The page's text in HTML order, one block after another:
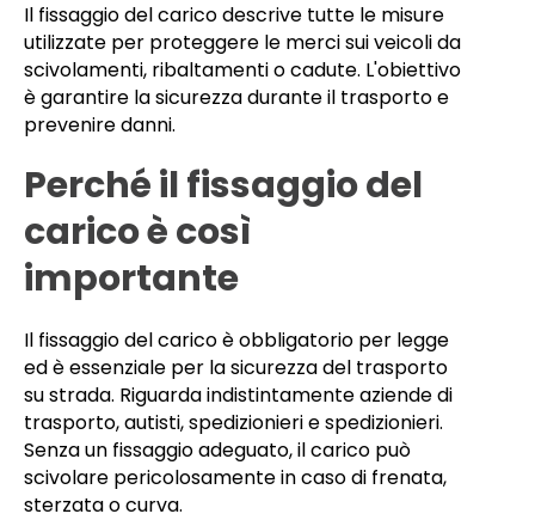
Il fissaggio del carico descrive tutte le misure
utilizzate per proteggere le merci sui veicoli da
scivolamenti, ribaltamenti o cadute. L'obiettivo
è garantire la sicurezza durante il trasporto e
prevenire danni.
Perché il fissaggio del
carico è così
importante
Il fissaggio del carico è obbligatorio per legge
ed è essenziale per la sicurezza del trasporto
su strada. Riguarda indistintamente aziende di
trasporto, autisti, spedizionieri e spedizionieri.
Senza un fissaggio adeguato, il carico può
scivolare pericolosamente in caso di frenata,
sterzata o curva.